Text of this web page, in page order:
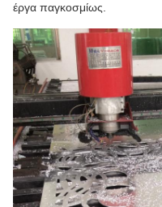
έργα παγκοσμίως.